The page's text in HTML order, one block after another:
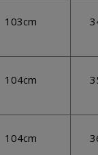
103cm
104cm
104cm